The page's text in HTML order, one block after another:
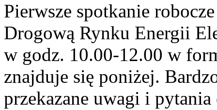
Pierwsze spotkanie
Drogową Rynku Energii
w godz. 10.00-12.00 w
znajduje się poniżej.
przekazane uwagi i